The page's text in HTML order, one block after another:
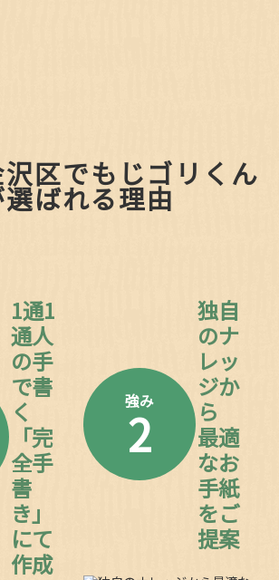
区でもじゴリくん
選ばれる理由
1通1
通人
の手
で書
く
「完
全手
書
き」
にて
作成
強み
2
独自
のナ
レッ
ジか
ら
最適
なお
手紙
をご
提案